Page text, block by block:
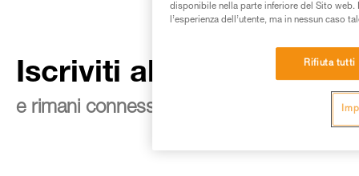
Iscriviti alla newsletter
e rimani connesso alle nostre novità
disponibile nella parte inferiore del Sito
l’esperienza dell’utente, ma in nessun caso
Rifiuta tutti